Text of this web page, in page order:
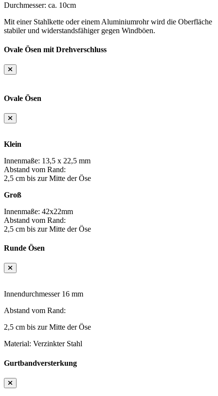
Durchmesser: ca. 10cm
Mit einer Stahlkette oder einem Aluminiumrohr wird die Oberfläche
stabiler und widerstandsfähiger gegen Windböen.
Ovale Ösen mit Drehverschluss
Ovale Ösen
Klein
Innenmaße: 13,5 x 22,5 mm
Abstand vom Rand:
2,5 cm bis zur Mitte der Öse
Groß
Innenmaße: 42x22mm
Abstand vom Rand:
2,5 cm bis zur Mitte der Öse
Runde Ösen
Innendurchmesser 16 mm
Abstand vom Rand:
2,5 cm bis zur Mitte der Öse
Material: Verzinkter Stahl
Gurtbandversterkung